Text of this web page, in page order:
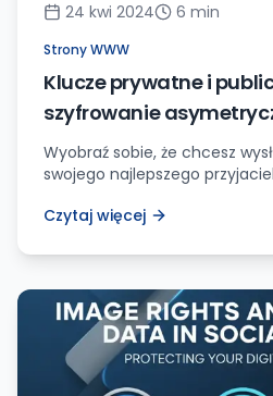
24 kwi 2024 6 min
Strony WWW
Klucze prywatne i
szyfrowanie
Wyobraź sobie, że chcesz
swojego najlepszego
zrobisz? Pewnie pomyślisz o
dostępu. I tutaj z pomocą
bezpiecznie przesyłać
Czytaj więcej